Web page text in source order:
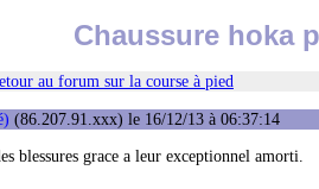
Chaussure hoka
au forum sur la course à pied
(86.207.91.xxx) le 16/12/13 à 06:37:14
blessures grace a leur exceptionnel amorti.